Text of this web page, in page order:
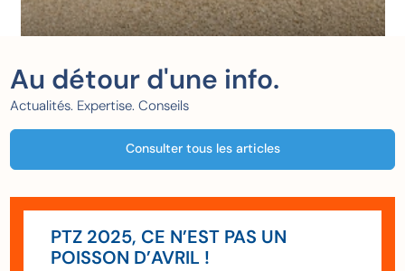
Au détour d'une info.
Actualités. Expertise. Conseils
Consulter tous les articles
PTZ 2025, CE N’EST PAS UN
POISSON D’AVRIL !